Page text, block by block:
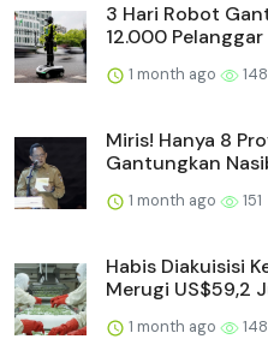
3 Hari Robot
12.000 Pelanggar
1 month ago 148
Miris! Hanya 8
Gantungkan
1 month ago 151
Habis Diakuisisi
Merugi US$59,2
1 month ago 148